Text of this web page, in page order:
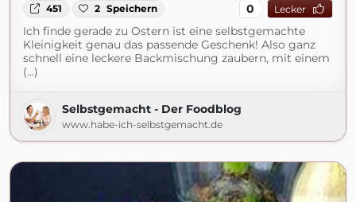
451 2 Speichern 0 Lecker
Ich finde gerade zu Ostern ist eine selbstgemachte
Kleinigkeit genau das passende Geschenk! Also ganz
schnell eine leckere Backmischung zaubern, mit einem
(...)
Selbstgemacht - Der Foodblog
www.habe-ich-selbstgemacht.de